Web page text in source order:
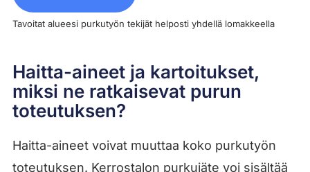
Tavoitat alueesi purkutyön tekijät helposti yhdellä lomakkeella
Haitta-aineet ja kartoitukset,
miksi ne ratkaisevat purun
toteutuksen?
Haitta-aineet voivat muuttaa koko purkutyön
toteutuksen. Kerrostalon purkujäte voi sisältää